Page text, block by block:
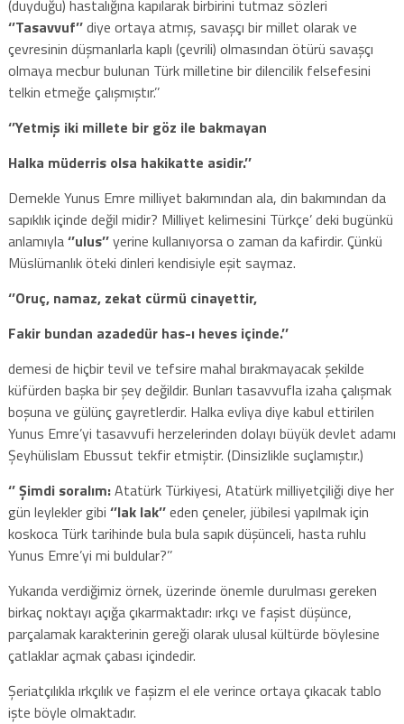
(duyduğu) hastalığına kapılarak birbirini tutmaz sözleri
‘’Tasavvuf’’diye ortaya atmış, savaşçı bir millet olarak ve
çevresinin düşmanlarla kaplı (çevrili) olmasından ötürü savaşçı
olmaya mecbur bulunan Türk milletine bir dilencilik felsefesini
telkin etmeğe çalışmıştır.’’
‘’Yetmiş iki millete bir göz ile bakmayan
Halka müderris olsa hakikatte asidir.’’
Demekle Yunus Emre milliyet bakımından ala, din bakımından da
sapıklık içinde değil midir? Milliyet kelimesini Türkçe’ deki bugünkü
anlamıyla‘’ulus’’yerine kullanıyorsa o zaman da kafirdir. Çünkü
Müslümanlık öteki dinleri kendisiyle eşit saymaz.
‘’Oruç, namaz, zekat cürmü cinayettir,
Fakir bundan azadedür has-ı heves içinde.’’
demesi de hiçbir tevil ve tefsire mahal bırakmayacak şekilde
küfürden başka bir şey değildir. Bunları tasavvufla izaha çalışmak
boşuna ve gülünç gayretlerdir. Halka evliya diye kabul ettirilen
Yunus Emre’yi tasavvufi herzelerinden dolayı büyük devlet adamı
Şeyhülislam Ebussut tekfir etmiştir. (Dinsizlikle suçlamıştır.)
‘’ Şimdi soralım:Atatürk Türkiyesi, Atatürk milliyetçiliği diye her
gün leylekler gibi ‘’lak lak’’eden çeneler, jübilesi yapılmak için
koskoca Türk tarihinde bula bula sapık düşünceli, hasta ruhlu
Yunus Emre’yi mi buldular?’’
Yukarıda verdiğimiz örnek, üzerinde önemle durulması gereken
birkaç noktayı açığa çıkarmaktadır: ırkçı ve faşist düşünce,
parçalamak karakterinin gereği olarak ulusal kültürde böylesine
çatlaklar açmak çabası içindedir.
Şeriatçılıkla ırkçılık ve faşizm el ele verince ortaya çıkacak tablo
işte böyle olmaktadır.